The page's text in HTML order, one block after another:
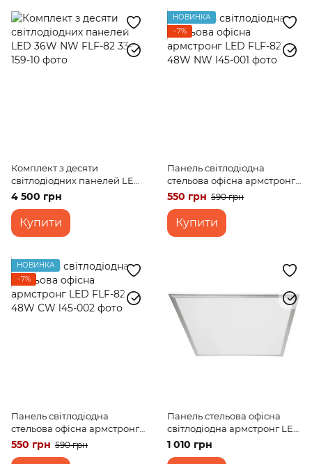
Комплект з десяти
світлодіодних панелей LED
36W NW FLF-82
4 500 грн
Купити
НОВИНКА
−7%
Панель світлодіодна
стельова офісна армстронг
LED FLF-82 48W NW
550 грн 590 грн
Купити
НОВИНКА
−7%
Панель світлодіодна
стельова офісна армстронг
LED FLF-82 48W CW
550 грн 590 грн
Панель стельова офісна
світлодіодна армстронг LED
FLF-87 36W NW
1 010 грн